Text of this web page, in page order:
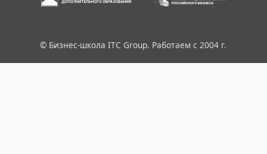
© Бизнес-школа ITC Group. Работаем с 2004 г.